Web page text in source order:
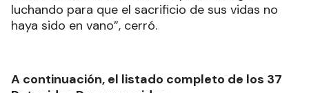
luchando para que el sacrificio de sus vidas no
haya sido en vano”, cerró.
A continuación, el listado completo de los 37